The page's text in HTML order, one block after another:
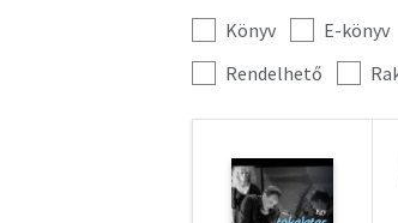
Kategória
szűrés
Könyv E-könyv
További
szűrők
Rendelhető